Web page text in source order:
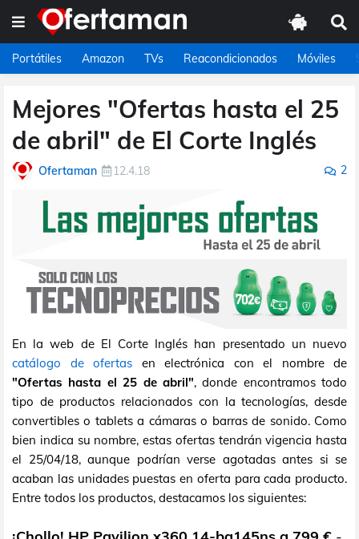
Portátiles Amazon TVs Reacondicionados Móviles
Mejores "Ofertas hasta el 25
de abril" de El Corte Inglés
Ofertaman 12.4.18 2
En la web de El Corte Inglés han presentado un nuevo
catálogo de ofertas en electrónica con el nombre de
"Ofertas hasta el 25 de abril", donde encontramos todo
tipo de productos relacionados con la tecnologías, desde
convertibles o tablets a cámaras o barras de sonido. Como
bien indica su nombre, estas ofertas tendrán vigencia hasta
el 25/04/18, aunque podrían verse agotadas antes si se
acaban las unidades puestas en oferta para cada producto.
Entre todos los productos, destacamos los siguientes: